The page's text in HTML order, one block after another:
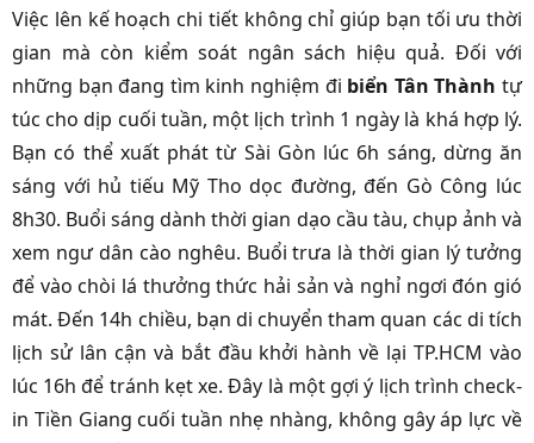
Việc lên kế hoạch chi tiết không chỉ giúp bạn tối ưu thời
gian mà còn kiểm soát ngân sách hiệu quả. Đối với
những bạn đang tìm kinh nghiệm đi biển Tân Thành tự
túc cho dịp cuối tuần, một lịch trình 1 ngày là khá hợp lý.
Bạn có thể xuất phát từ Sài Gòn lúc 6h sáng, dừng ăn
sáng với hủ tiếu Mỹ Tho dọc đường, đến Gò Công lúc
8h30. Buổi sáng dành thời gian dạo cầu tàu, chụp ảnh và
xem ngư dân cào nghêu. Buổi trưa là thời gian lý tưởng
để vào chòi lá thưởng thức hải sản và nghỉ ngơi đón gió
mát. Đến 14h chiều, bạn di chuyển tham quan các di tích
lịch sử lân cận và bắt đầu khởi hành về lại TP.HCM vào
lúc 16h để tránh kẹt xe. Đây là một gợi ý lịch trình check-
in Tiền Giang cuối tuần nhẹ nhàng, không gây áp lực về